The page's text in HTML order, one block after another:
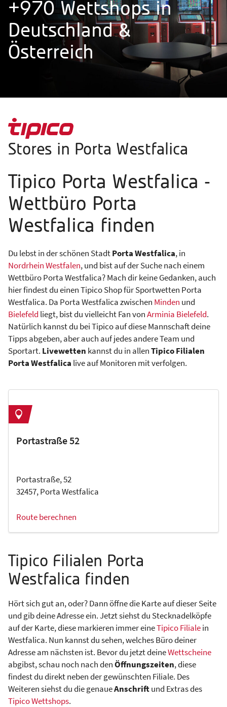
+970 Wettshops in
Deutschland &
Österreich
Stores in Porta Westfalica
Tipico Porta Westfalica -
Wettbüro Porta
Westfalica finden
Du lebst in der schönen StadtPorta Westfalica, in
Nordrhein Westfalen, und bist auf der Suche nach einem
Wettbüro Porta Westfalica? Mach dir keine Gedanken, auch
hier findest du einen Tipico Shop für Sportwetten Porta
Westfalica. Da Porta Westfalica zwischen Minden und
Bielefeld liegt, bist du vielleicht Fan vonArminia Bielefeld.
Natürlich kannst du bei Tipico auf diese Mannschaft deine
Tipps abgeben, aber auch auf jedes andere Team und
Sportart. Livewetten kannst du in allenTipico Filialen
Porta Westfalica live auf Monitoren mit verfolgen.
Portastraße 52
Portastraße, 52
32457, Porta Westfalica
Route berechnen
Tipico Filialen Porta
Westfalica finden
Hört sich gut an, oder? Dann öffne die Karte auf dieser Seite
und gib deine Adresse ein. Jetzt siehst du Stecknadelköpfe
auf der Karte, diese markieren immer eineTipico Filialein
Westfalica. Nun kannst du sehen, welches Büro deiner
Adresse am nächsten ist. Bevor du jetzt deineWettscheine
abgibst, schau noch nach denÖffnungszeiten, diese
findest du direkt neben der gewünschten Filiale. Des
Weiteren siehst du die genaueAnschriftund Extras des
Tipico Wettshops.